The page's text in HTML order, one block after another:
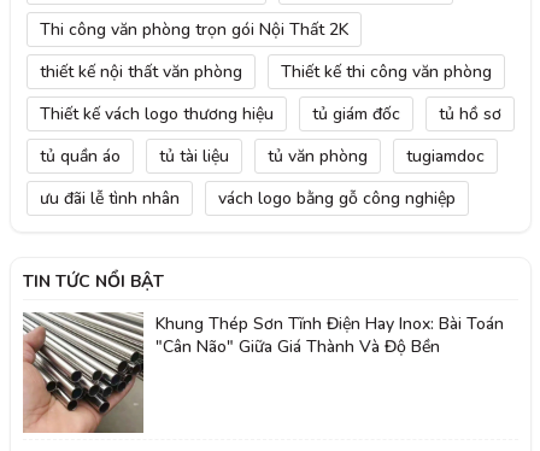
Thi công văn phòng trọn gói Nội Thất 2K
thiết kế nội thất văn phòng
Thiết kế thi công văn phòng
Thiết kế vách logo thương hiệu
tủ giám đốc
tủ hồ sơ
tủ quần áo
tủ tài liệu tủ văn phòng
tugiamdoc
ưu đãi lễ tình nhân
vách logo bằng gỗ công nghiệp
TIN TỨC NỔI BẬT
Khung Thép Sơn Tĩnh Điện Hay Inox: Bài Toán
"Cân Não" Giữa Giá Thành Và Độ Bền